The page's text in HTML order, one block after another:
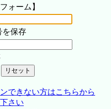
ォーム】
を保存
できない方はこちらから
さい